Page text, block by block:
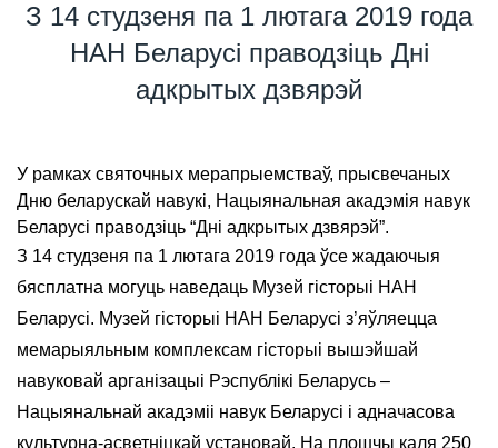
З 14 студзеня па 1 лютага 2019 года
НАН Беларусі праводзіць Дні
адкрытых дзвярэй
У рамках святочных мерапрыемстваў, прысвечаных
Дню беларускай навукі, Нацыянальная акадэмія навук
Беларусі праводзіць “Дні адкрытых дзвярэй”.
З 14 студзеня па 1 лютага 2019 года ўсе жадаючыя
бясплатна могуць наведаць Музей гісторыі НАН
Беларусі. Музей гісторыі НАН Беларусі з’яўляецца
мемарыяльным комплексам гісторыі вышэйшай
навуковай арганізацыі Рэспублікі Беларусь –
Нацыянальнай акадэміі навук Беларусі і адначасова
культурна-асветніцкай установай. На плошчы каля 250